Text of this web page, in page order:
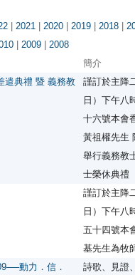
| 2021 | 2020 | 2019 | 2018 |
| 2009 | 2008
簡介
遣典禮 暨 義務教
謹訂於主降
日）下午八
十六號本會
黃祖權先生
舉行義務教
士榮休典禮
謹訂於主降
日）下午八
五十四號本
基先生為
動力．信．
詩歌、見證